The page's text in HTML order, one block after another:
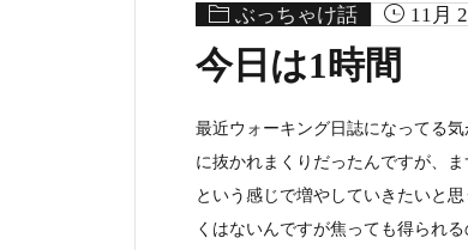
ぶっちゃけ話 11月
今日は1時間
最近ウォーキング日誌になってる
に抜かれまくりだったんですが、
という感じで増やしていきたいと
くはないんですが焦っても得られ